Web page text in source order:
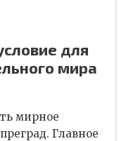
для
мира
мирное
Главное